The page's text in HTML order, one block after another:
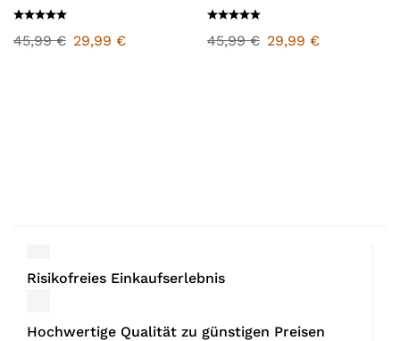
45,99€ 29,99 €
1998/99
45,99€ 29,99 €
Risikofreies Einkaufserlebnis
Hochwertige Qualität zu günstigen Preisen